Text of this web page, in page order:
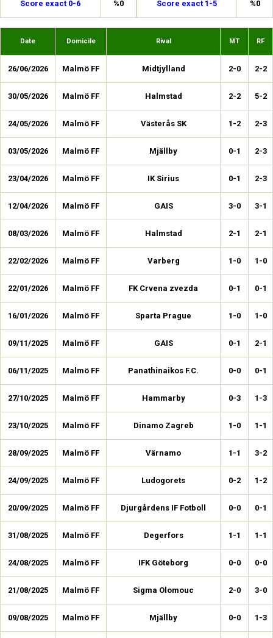
Score exact 0-6 %0 Score exact 1-5 %0
Date Domicile Rival MT RF
26/06/2026 Malmö FF Midtjylland 2-0 2-2
30/05/2026 Malmö FF Halmstad 2-2 5-2
24/05/2026 Malmö FF Västerås SK 1-2 2-3
03/05/2026 Malmö FF Mjällby 0-1 2-3
23/04/2026 Malmö FF IK Sirius 0-1 2-3
12/04/2026 Malmö FF GAIS 3-0 3-1
08/03/2026 Malmö FF Halmstad 2-1 2-1
22/02/2026 Malmö FF Varberg 1-0 1-0
22/01/2026 Malmö FF FK Crvena zvezda 0-1 0-1
16/01/2026 Malmö FF Sparta Prague 1-0 1-0
09/11/2025 Malmö FF GAIS 0-1 2-1
06/11/2025 Malmö FF Panathinaikos F.C. 0-0 0-1
27/10/2025 Malmö FF Hammarby 0-3 1-3
23/10/2025 Malmö FF Dinamo Zagreb 1-0 1-1
28/09/2025 Malmö FF Värnamo 1-1 3-2
24/09/2025 Malmö FF Ludogorets 0-2 1-2
20/09/2025 Malmö FF Djurgårdens IF Fotboll 0-0 0-1
31/08/2025 Malmö FF Degerfors 1-1 1-1
24/08/2025 Malmö FF IFK Göteborg 0-0 0-0
21/08/2025 Malmö FF Sigma Olomouc 2-0 3-0
09/08/2025 Malmö FF Mjällby 0-0 1-3